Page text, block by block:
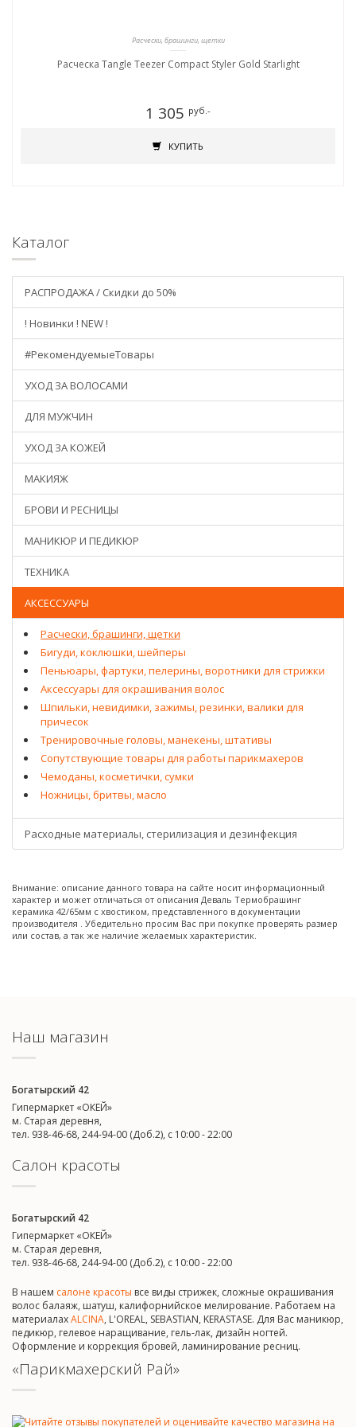
Расчески, брашинги, щетки
Расческа Tangle Teezer Compact Styler Gold Starlight
1 305 руб.-
КУПИТЬ
Каталог
РАСПРОДАЖА / Скидки до 50%
! Новинки ! NEW !
#РекомендуемыеТовары
УХОД ЗА ВОЛОСАМИ
ДЛЯ МУЖЧИН
УХОД ЗА КОЖЕЙ
МАКИЯЖ
БРОВИ И РЕСНИЦЫ
МАНИКЮР И ПЕДИКЮР
ТЕХНИКА
АКСЕССУАРЫ
Расчески, брашинги, щетки
Бигуди, коклюшки, шейперы
Пеньюары, фартуки, пелерины, воротники для стрижки
Аксессуары для окрашивания волос
Шпильки, невидимки, зажимы, резинки, валики для
причесок
Тренировочные головы, манекены, штативы
Сопутствующие товары для работы парикмахеров
Чемоданы, косметички, сумки
Ножницы, бритвы, масло
Расходные материалы, стерилизация и дезинфекция
Внимание: описание данного товара на сайте носит информационный
характер и может отличаться от описания Деваль Термобрашинг
керамика 42/65мм с хвостиком, представленного в документации
производителя . Убедительно просим Вас при покупке проверять размер
или состав, а так же наличие желаемых характеристик.
Наш магазин
Богатырский 42
Гипермаркет «ОКЕЙ»
м. Старая деревня,
тел. 938-46-68, 244-94-00 (Доб.2), c 10:00 - 22:00
Салон красоты
Богатырский 42
Гипермаркет «ОКЕЙ»
м. Старая деревня,
тел. 938-46-68, 244-94-00 (Доб.2), c 10:00 - 22:00
В нашем салоне красоты все виды стрижек, сложные окрашивания
волос балаяж, шатуш, калифорнийское мелирование. Работаем на
материалахALCINA, L'OREAL, SEBASTIAN, KERASTASE. Для Вас маникюр,
педикюр, гелевое наращивание, гель-лак, дизайн ногтей.
Оформление и коррекция бровей, ламинирование ресниц.
«Парикмахерский Рай»